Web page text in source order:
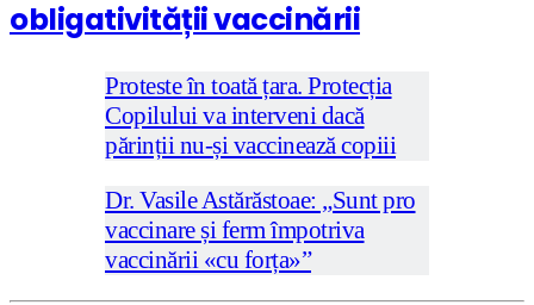
obligativității vaccinării
Proteste în toată țara. Protecția
Copilului va interveni dacă
părinții nu-și vaccinează copiii
Dr. Vasile Astărăstoae: „Sunt pro
vaccinare și ferm împotriva
vaccinării «cu forța»”